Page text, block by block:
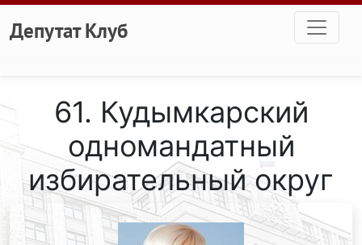
Перейти к основному содержанию
Депутат Клуб
61. Кудымкарский
одномандатный
избирательный округ